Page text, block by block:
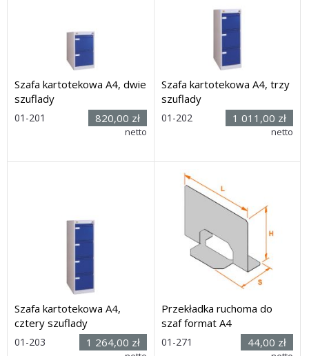
Szafa kartotekowa A4, dwie
szuflady
01-201 820,00 zł
netto
Dostawa: 28 dni
Szafa kartotekowa A4, trzy
szuflady
01-202 1 011,00 zł
netto
Szafa kartotekowa A4,
cztery szuflady
01-203 1 264,00 zł
Przekładka ruchoma do
szaf format A4
01-271 44,00 zł